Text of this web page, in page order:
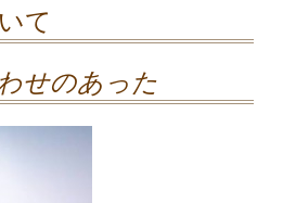
て
せのあった